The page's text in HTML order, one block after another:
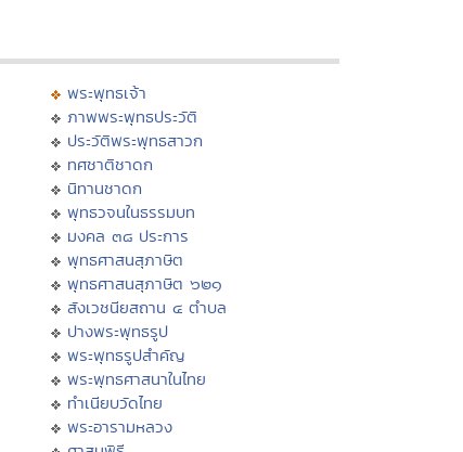
พระพุทธเจ้า
ภาพพระพุทธประวัติ
ประวัติพระพุทธสาวก
ทศชาติชาดก
นิทานชาดก
พุทธวจนในธรรมบท
มงคล ๓๘ ประการ
พุทธศาสนสุภาษิต
พุทธศาสนสุภาษิต ๖๒๑
สังเวชนียสถาน ๔ ตำบล
ปางพระพุทธรูป
พระพุทธรูปสำคัญ
พระพุทธศาสนาในไทย
ทำเนียบวัดไทย
พระอารามหลวง